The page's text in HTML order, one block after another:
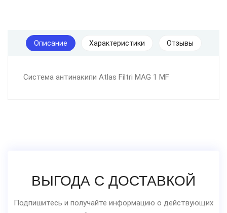
Описание Характеристики Отзывы
Система антинакипи Atlas Filtri MAG 1 MF
ВЫГОДА С ДОСТАВКОЙ
Подпишитесь и получайте информацию о действующих